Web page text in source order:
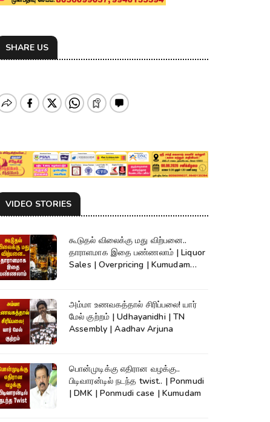
SHARE US
VIDEO STORIES
கூடுதல் விலைக்கு மது விற்பனை..
தாராளமாக இதை பண்ணலாம் | Liquor
Sales | Overpricing | Kumudam
அம்மா உணவகத்தால் சிரிப்பலை! யார்
மேல் குற்றம் | Udhayanidhi | TN
Assembly | Aadhav Arjuna
பொன்முடிக்கு எதிரான வழக்கு..
பிடிவாரன்டில் நடந்த twist.. | Ponmudi
| DMK | Ponmudi case | Kumudam